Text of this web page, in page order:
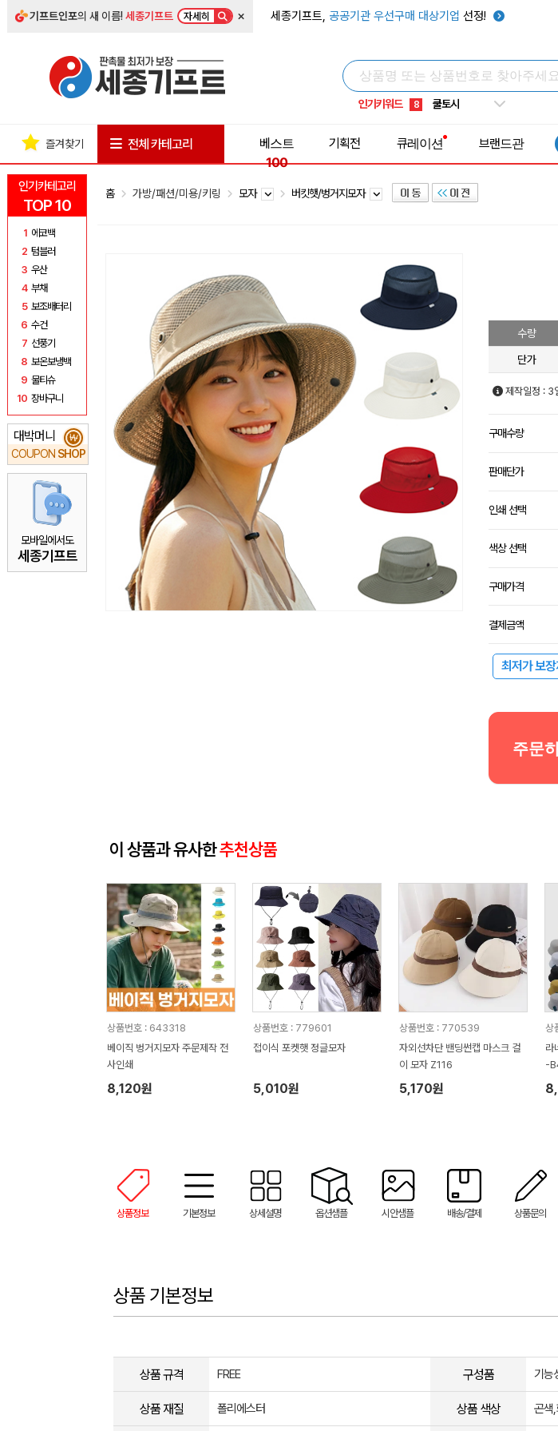
기프트인포의 새 이름!세종기프트 자세히 × 세종기프트, 공공기관 우선구매 대상기업 선정!
인기키워드
5 키캡
8 쿨토시
9 넥쿨러
1 선풍기
인기카테고리
TOP 10
1 에코백
2 텀블러
3 우산
4 부채
5 보조배터리
6 수건
7 선풍기
8 보온보냉백
9 물티슈
10 장바구니
대박머니
COUPON SHOP
₩
모바일에서도
세종기프트
즐겨찾기 전체 카테고리
베스트
100
기획전 큐레이션 브랜드관
홈 가방/패션/미용/키링 모자 버킷햇/벙거지모자
수량
단가
제작일정 : 3
구매수량
판매단가
인쇄 선택
색상 선택
구매가격
결제금액
최저가 보장
주문
이 상품과 유사한추천상품
상품번호 : 643318
베이직 벙거지모자 주문제작 전
사인쇄
8,120원
상품번호 : 779601
접이식 포켓햇 정글모자
5,010원
상품번호 : 770539
자외선차단 밴딩썬캡 마스크 걸
이 모자 Z116
5,170원
상
라
-
상품정보 기본정보 상세설명 옵션샘플 시안샘플 배송/결제 상품문의
상품 기본정보
상품 규격 FREE 구성품 기능
상품 재질 폴리에스터 상품 색상 곤색